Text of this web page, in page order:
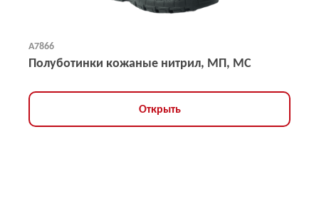
А7866
Полуботинки кожаные нитрил, МП, МС
Открыть